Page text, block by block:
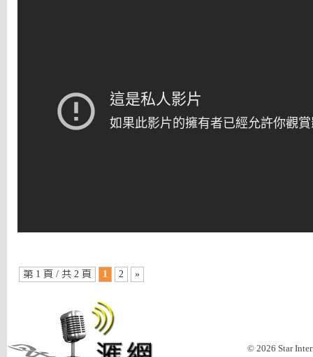
第 1 頁 / 共 2 頁 1 2 »
© 2026 Star